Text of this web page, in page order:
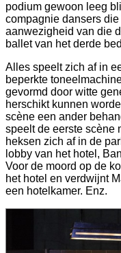
podium gewoon leeg
compagnie dansers
aanwezigheid van die
ballet van het derde
Alles speelt zich af in
beperkte
gevormd door witte
herschikt kunnen
scène een ander
speelt de eerste scène
heksen zich af in de
lobby van het hotel,
Voor de moord op de
het hotel en verdwijnt
een hotelkamer. Enz.